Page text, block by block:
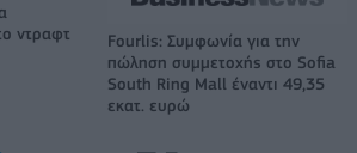
ντραφτ
Fourlis: Συμφωνία για την
πώληση συμμετοχής στο Sofia
South Ring Mall έναντι 49,35
εκατ. ευρώ